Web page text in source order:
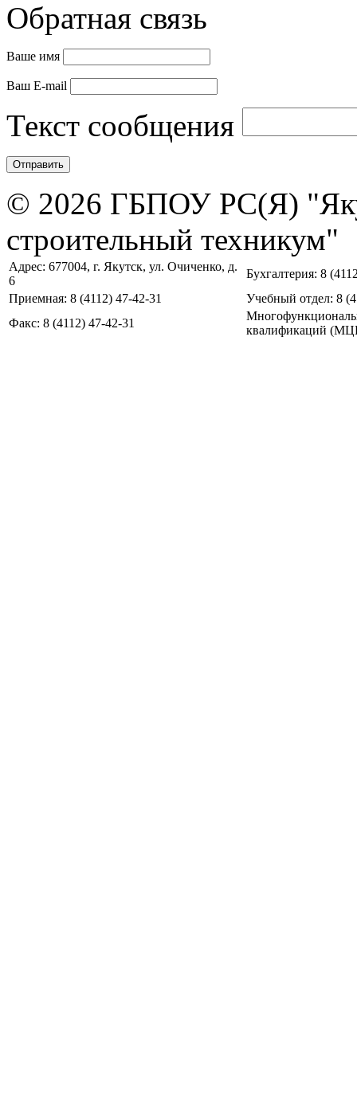
Обратная связь
Ваше имя
Ваш E-mail
Текст сообщения
© 2026 ГБПОУ РС(Я)
строительный техникум"
Адрес: 677004, г. Якутск, ул. Очиченко, д.
6
Бухгалтерия: 8
Приемная: 8 (4112) 47-42-31
Учебный отдел: 8
Факс: 8 (4112) 47-42-31
квалификаций